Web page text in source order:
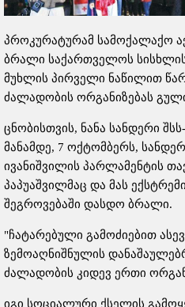
პროკურატურამ სამოქალაქო
ბრალი საქართველოს სისხლის
მუხლის პირველი ნაწილით
ძალადობის ორგანიზებას
ცნობისთვის, ნანა სანდერი
მანამდე, 7 ოქტომბერს,
ივანიშვილის პარლამენტის
პაპუაშვილმაც და მას
შეგროვებაში დასდო ბრალი.
"ჩატარებული გამოძიებით
ზემოაღნიშნულის
ძალადობის კიდევ ერთი
იგი სოციალური ქსელის